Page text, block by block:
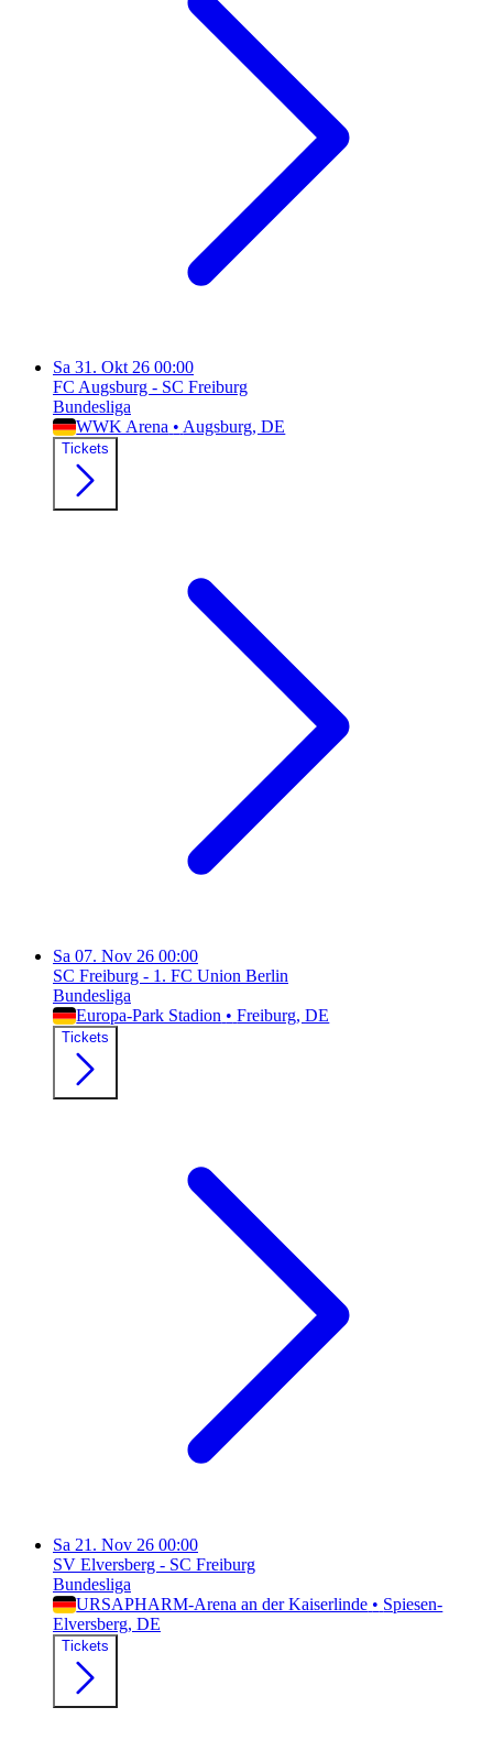
Sa 31. Okt 26 00:00
FC Augsburg - SC Freiburg
Bundesliga
WWK Arena • Augsburg, DE
Tickets
Sa 07. Nov 26 00:00
SC Freiburg - 1. FC Union Berlin
Bundesliga
Europa-Park Stadion • Freiburg, DE
Tickets
Sa 21. Nov 26 00:00
SV Elversberg - SC Freiburg
Bundesliga
URSAPHARM-Arena an der Kaiserlinde • Spiesen-
Elversberg, DE
Tickets